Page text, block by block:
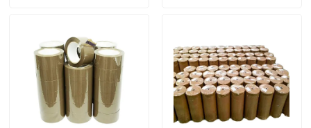
Circa noi
Giro della fabbrica